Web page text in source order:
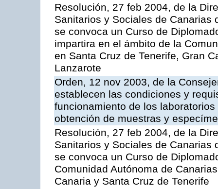
Resolución, 27 feb 2004, de la
Sanitarios y Sociales de Canarias
se convoca un Curso de
impartira en el ámbito de la
en Santa Cruz de Tenerife, Gran
Lanzarote
Orden, 12 nov 2003, de la
establecen las condiciones y
funcionamiento de los
obtención de muestras y
Resolución, 27 feb 2004, de la
Sanitarios y Sociales de Canarias
se convoca un Curso de
Comunidad Autónoma de
Canaria y Santa Cruz de Tenerife